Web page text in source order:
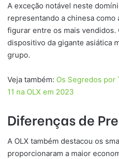
A exceção notável neste
representando a chinesa como
figurar entre os mais vendidos.
dispositivo da gigante asiática
grupo.
Veja também: Os Segredos por
11 na OLX em 2023
Diferenças de
A OLX também destacou os
proporcionaram a maior